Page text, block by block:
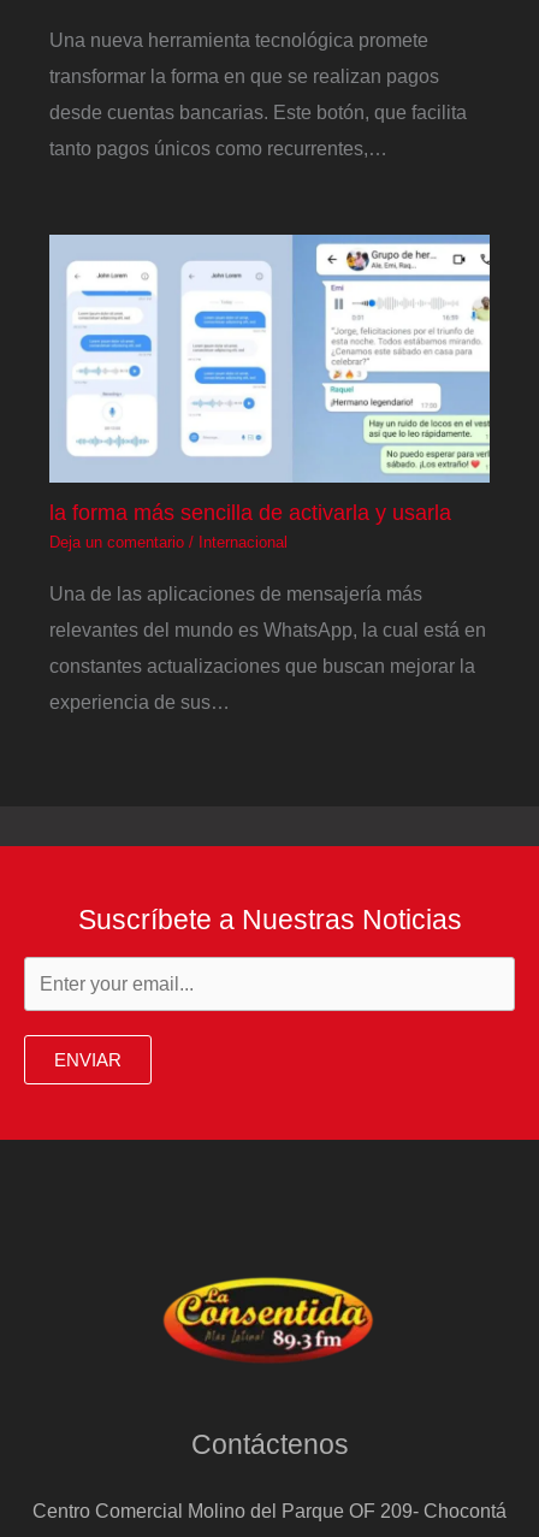
Una nueva herramienta tecnológica promete
transformar la forma en que se realizan pagos
desde cuentas bancarias. Este botón, que facilita
tanto pagos únicos como recurrentes,…
la forma más sencilla de activarla y usarla
Deja un comentario / Internacional
Una de las aplicaciones de mensajería más
relevantes del mundo es WhatsApp, la cual está en
constantes actualizaciones que buscan mejorar la
experiencia de sus…
Suscríbete a Nuestras Noticias
ENVIAR
Contáctenos
Centro Comercial Molino del Parque OF 209- Chocontá